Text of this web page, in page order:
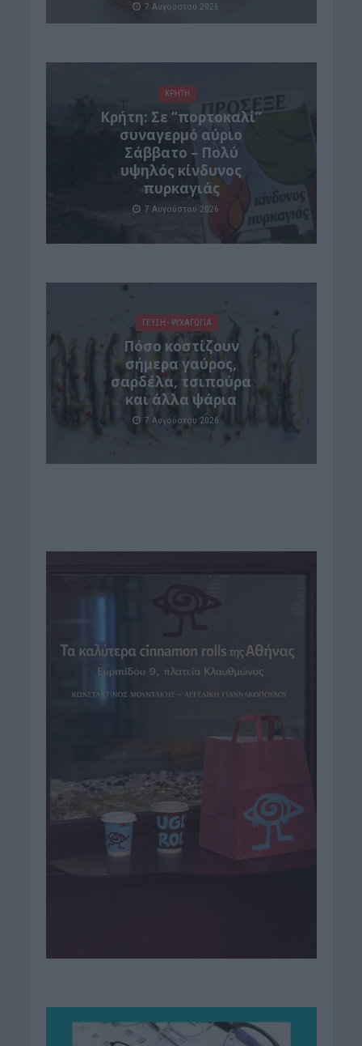
7 Αυγούστου 2026
ΚΡΗΤΗ
Κρήτη: Σε “πορτοκαλί”
συναγερμό αύριο
Σάββατο – Πολύ
υψηλός κίνδυνος
πυρκαγιάς
7 Αυγούστου 2026
ΓΕΎΣΗ - ΨΥΧΑΓΩΓΊΑ
Πόσο κοστίζουν
σήμερα γαύρος,
σαρδέλα, τσιπούρα
και άλλα ψάρια
7 Αυγούστου 2026